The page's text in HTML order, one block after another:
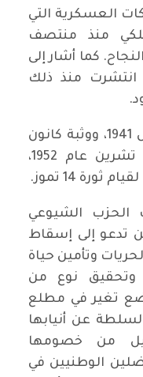
العسكرية التي
منذ منتصف
كما أشار إلى
انتشرت منذ ذلك
وعرّج أيضا على انتفاضة مايس 1941، ووثبة كانون
المجيدة عام 1948، وانتفاضة تشرين عام 1952،
14 تموز.
الحزب الشيوعي
تدعو إلى إسقاط
وتأمين حياة
وتحقيق نوع من
تغير في مطلع
عن أنيابها
من خصومها
الوطنيين في